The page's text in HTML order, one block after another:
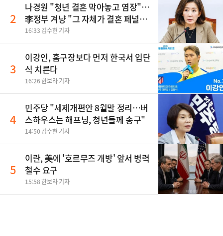
2
나경원 "청년 결혼 막아놓고 염장"…
李정부 겨냥 "그 자체가 결혼 페널
티"
16:33 김수현 기자
3
이강인, 홈구장보다 먼저 한국서 입단
식 치른다
16:26 한보라 기자
4
민주당 "세제개편안 8월말 정리…버
스하우스는 해프닝, 청년들께 송구"
14:50 김수현 기자
5
이란, 美에 '호르무즈 개방' 앞서 병력
철수 요구
15:58 한보라 기자